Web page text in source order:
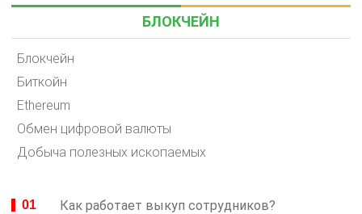
БЛОКЧЕЙН
Блокчейн
Биткойн
Ethereum
Обмен цифровой валюты
Добыча полезных ископаемых
Как работает выкуп сотрудников?